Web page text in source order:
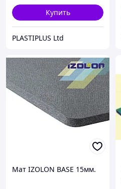
Купить
PLASTIPLUS Ltd
Мат IZOLON BASE 15мм.